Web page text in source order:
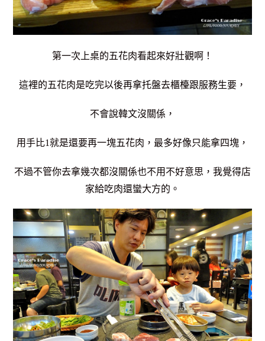
第一次上桌的五花肉看起來好壯觀啊！
這裡的五花肉是吃完以後再拿托盤去櫃檯跟服務生要，
不會說韓文沒關係，
用手比1就是還要再一塊五花肉，最多好像只能拿四塊，
不過不管你去拿幾次都沒關係也不用不好意思，我覺得店
家給吃肉還蠻大方的。